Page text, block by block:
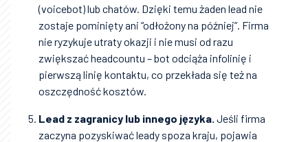
(voicebot) lub chatów. Dzięki temu żaden lead nie
zostaje pominięty ani “odłożony na później”. Firma
nie ryzykuje utraty okazji i nie musi od razu
zwiększać headcountu – bot odciąża infolinię i
pierwszą linię kontaktu, co przekłada się też na
oszczędność kosztów.
Lead z zagranicy lub innego języka. Jeśli firma
zaczyna pozyskiwać leady spoza kraju, pojawia